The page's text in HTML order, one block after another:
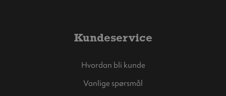
Kundeservice
Hvordan bli kunde
Vanlige spørsmål